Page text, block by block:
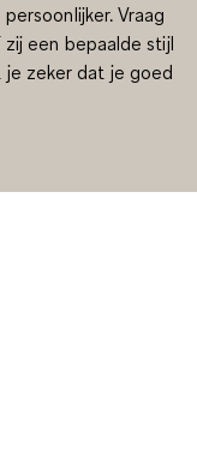
Vraag
een bepaalde stijl
zeker dat je goed